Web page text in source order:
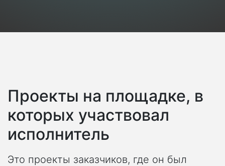
Проекты на площадке, в
которых участвовал
исполнитель
Это проекты заказчиков, где он был